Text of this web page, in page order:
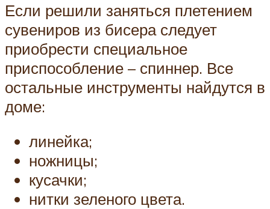
Если решили заняться плетением
сувениров из бисера следует
приобрести специальное
приспособление – спиннер. Все
остальные инструменты найдутся в
доме:
линейка;
ножницы;
кусачки;
нитки зеленого цвета.